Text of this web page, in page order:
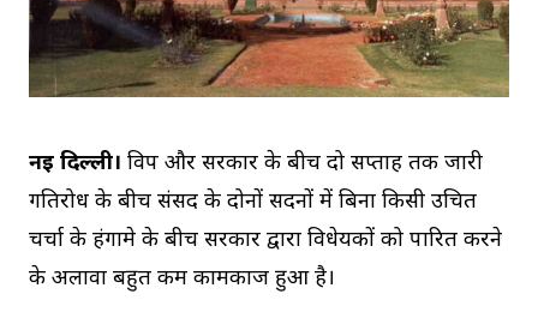
नई दिल्ली। विपक्ष और सरकार के बीच दो सप्ताह तक जारी
गतिरोध के बीच संसद के दोनों सदनों में बिना किसी उचित
चर्चा के हंगामे के बीच सरकार द्वारा विधेयकों को पारित करने
के अलावा बहुत कम कामकाज हुआ है।